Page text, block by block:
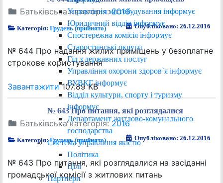
Управління містобудування інформує
Юридичний відділ інформує
Спостережна комісія інформує
Старостинські округи
Гід з державних послуг
Управління охорони здоров`я інформує
ВУВКГ інформує
Відділ культури, спорту і туризму
інформує
Департамент житлово-комунального
господарства
Система управління якістю
Політика
Цілі
Партнери
Батьківська категорія:2016
Категорія:Грудень (прийнято) Опубліковано: 26.12.2016
№ 644 Про надання жилих приміщень у безоплатне
строкове користування
Завантажити107.89 KB
№ 643 Про питання, які розглядалися
Батьківська категорія:2016
Категорія:Грудень (прийнято) Опубліковано: 26.12.2016
№ 643 Про питання, які розглядалися на засіданні
громадської комісії з житлових питань